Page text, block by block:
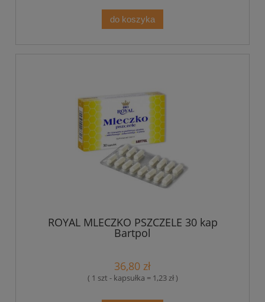
do koszyka
ROYAL MLECZKO PSZCZELE 30 kap
Bartpol
36,80 zł
( 1 szt - kapsułka = 1,23 zł )